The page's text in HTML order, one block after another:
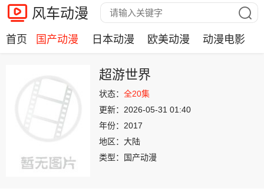
风车动漫
首页 国产动漫 日本动漫 欧美动漫 动漫电影
超游世界
状态： 全20集
更新： 2026-05-31 01:40
年份： 2017
地区： 大陆
类型：
国产动漫